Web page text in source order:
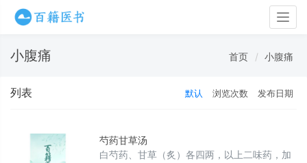
小腹痛 首页 小腹痛
列表 默认 浏览次数 发布日期
芍药甘草汤
白芍药、甘草（炙）各四两，以上二味药，加